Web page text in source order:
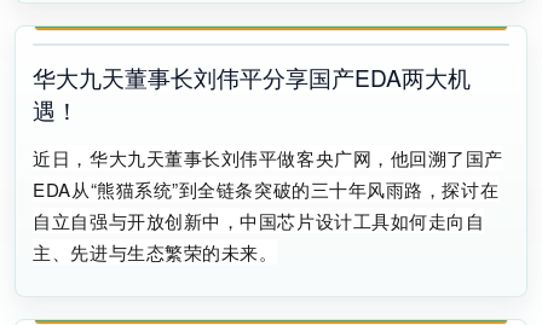
华大九天董事长刘伟平分享国产EDA两大机
遇！
近日，华大九天董事长刘伟平做客央广网，他回溯了国产
EDA从“熊猫系统”到全链条突破的三十年风雨路，探讨在
自立自强与开放创新中，中国芯片设计工具如何走向自
主、先进与生态繁荣的未来。